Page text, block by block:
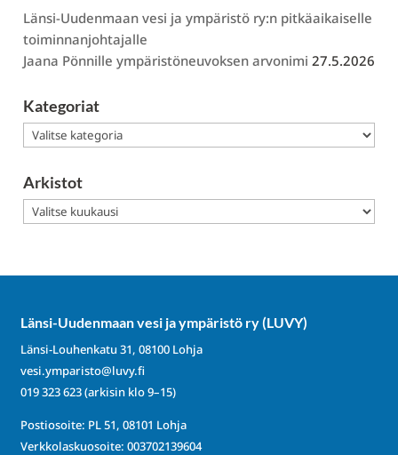
Länsi-Uudenmaan vesi ja ympäristö ry:n pitkäaikaiselle
toiminnanjohtajalle
Jaana Pönnille ympäristöneuvoksen arvonimi 27.5.2026
Kategoriat
Kategoriat
Arkistot
Arkistot
Länsi-Uudenmaan vesi ja ympäristö ry (LUVY)
Länsi-Louhenkatu 31, 08100 Lohja
vesi.ymparisto@luvy.fi
019 323 623(arkisin klo 9–15)
Postiosoite: PL 51, 08101 Lohja
Verkkolaskuosoite: 003702139604